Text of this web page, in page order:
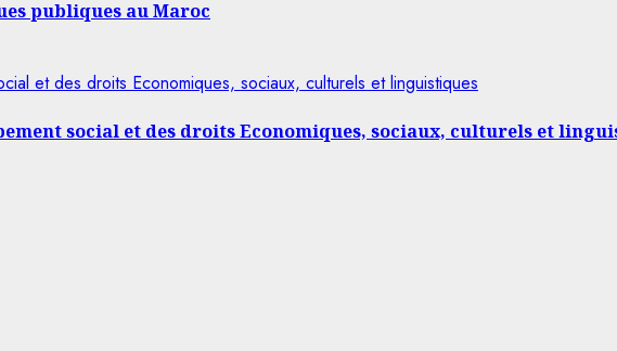
publiques au Maroc
et des droits Economiques, sociaux, culturels et linguistiques
social et des droits Economiques, sociaux, culturels et